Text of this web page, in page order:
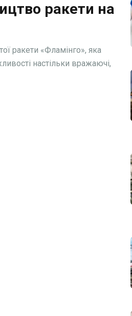
ракети на
ракети «Фламінго», яка
настільки вражаючі,